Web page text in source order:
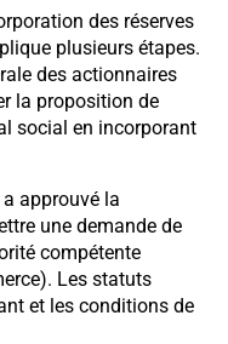
des réserves
plusieurs étapes.
des actionnaires
la proposition de
social en incorporant
a approuvé la
une demande de
compétente
Les statuts
et les conditions de